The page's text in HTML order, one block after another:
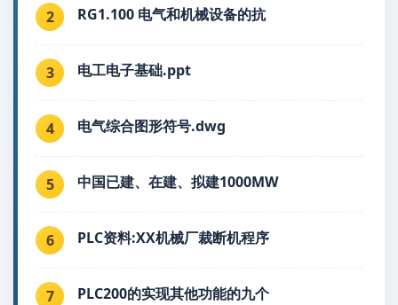
2 RG1.100 电气和机械设备的抗
3 电工电子基础.ppt
4 电气综合图形符号.dwg
5 中国已建、在建、拟建1000MW
6 PLC资料:XX机械厂裁断机程序
7 PLC200的实现其他功能的九个